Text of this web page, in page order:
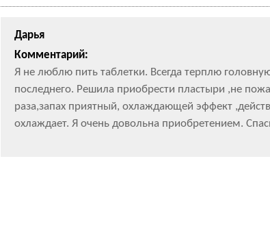
Дарья
Комментарий:
Я не люблю пить таблетки. Всегда терплю
последнего. Решила приобрести пластыри ,не
раза,запах приятный, охлаждающей эффект
охлаждает. Я очень довольна приобретением.